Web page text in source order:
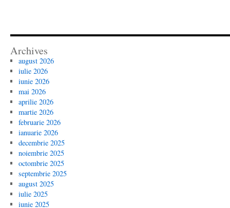
Archives
august 2026
iulie 2026
iunie 2026
mai 2026
aprilie 2026
martie 2026
februarie 2026
ianuarie 2026
decembrie 2025
noiembrie 2025
octombrie 2025
septembrie 2025
august 2025
iulie 2025
iunie 2025